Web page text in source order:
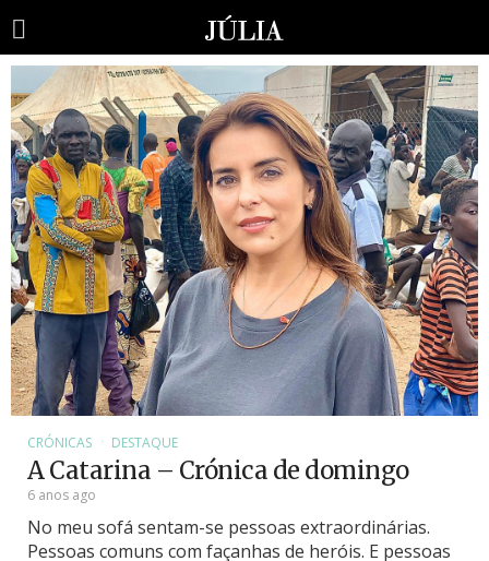
CRÓNICAS DESTAQUE
A Catarina – Crónica de domingo
6 anos ago
No meu sofá sentam-se pessoas extraordinárias.
Pessoas comuns com façanhas de heróis. E pessoas